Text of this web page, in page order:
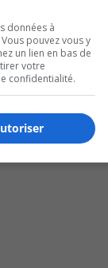
données à
pouvez vous y
un lien en bas de
votre
confidentialité.